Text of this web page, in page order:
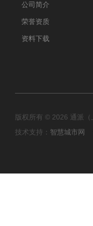
公司简介
荣誉资质
资料下载
版权所有 © 2026 通派
技术支持： 智慧城市网